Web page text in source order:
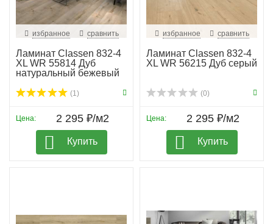
избранное сравнить
Ламинат Classen 832-4
XL WR 55814 Дуб
натуральный бежевый
(1)
Цена: 2 295 ₽/м2
Купить
избранное сравнить
Ламинат Classen 832-4
XL WR 56215 Дуб серый
(0)
Цена: 2 295 ₽/м2
Купить